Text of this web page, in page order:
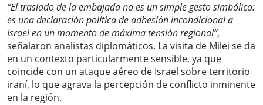
“El traslado de la embajada no es un simple gesto simbólico:
es una declaración política de adhesión incondicional a
Israel en un momento de máxima tensión regional”,
señalaron analistas diplomáticos. La visita de Milei se da
en un contexto particularmente sensible, ya que
coincide con un ataque aéreo de Israel sobre territorio
iraní, lo que agrava la percepción de conflicto inminente
en la región.